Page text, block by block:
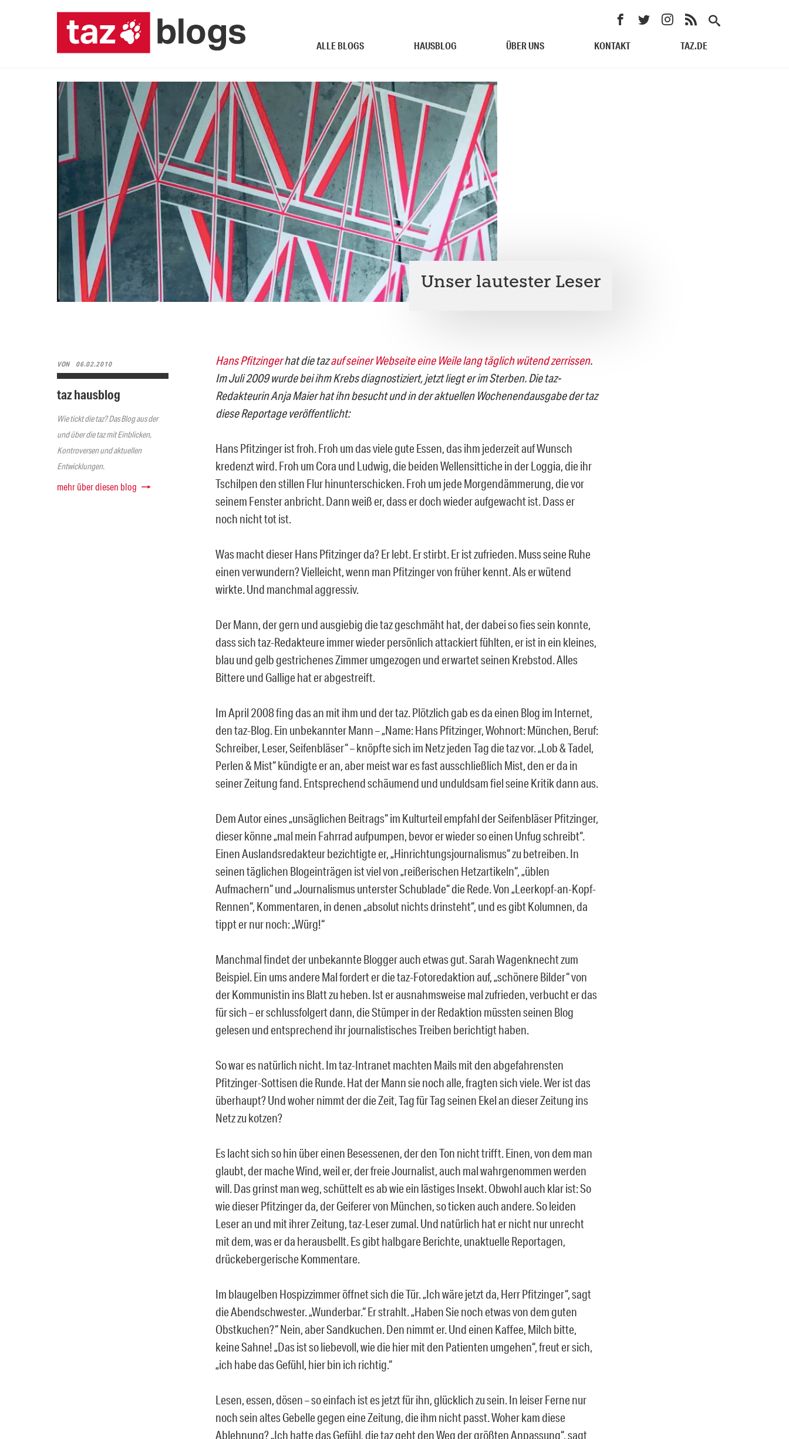
ALLE BLOGS HAUSBLOG ÜBER UNS KONTAKT TAZ.DE
Unser lautester Leser
VON 06.02.2010
taz hausblog
Wie tickt die taz? Das Blog aus der
und über die taz mit Einblicken,
Kontroversen und aktuellen
Entwicklungen.
mehr über diesen blog
Hans Pfitzingerhat die tazaufseiner Webseiteeine Weilelang täglich wütendzerrissen.
Im Juli 2009 wurde bei ihm Krebs diagnostiziert, jetzt liegt er im Sterben. Die taz-
Redakteurin Anja Maier hat ihn besucht und in der aktuellen Wochenendausgabe der taz
diese Reportage veröffentlicht:
Hans Pfitzinger ist froh. Froh um das viele gute Essen, das ihm jederzeit auf Wunsch
kredenzt wird. Froh um Cora und Ludwig, die beiden Wellensittiche in der Loggia, die ihr
Tschilpen den stillen Flur hinunterschicken. Froh um jede Morgendämmerung, die vor
seinem Fenster anbricht. Dann weiß er, dass er doch wieder aufgewacht ist. Dass er
noch nicht tot ist.
Was macht dieser Hans Pfitzinger da? Er lebt. Er stirbt. Er ist zufrieden. Muss seine Ruhe
einen verwundern? Vielleicht, wenn man Pfitzinger von früher kennt. Als er wütend
wirkte. Und manchmal aggressiv.
Der Mann, der gern und ausgiebig die taz geschmäht hat, der dabei so fies sein konnte,
dass sich taz-Redakteure immer wieder persönlich attackiert fühlten, er ist in ein kleines,
blau und gelb gestrichenes Zimmer umgezogen und erwartet seinen Krebstod. Alles
Bittere und Gallige hat er abgestreift.
Im April 2008 fing das an mit ihm und der taz. Plötzlich gab es da einen Blog im Internet,
den taz-Blog. Ein unbekannter Mann – „Name: Hans Pfitzinger, Wohnort: München, Beruf:
Schreiber, Leser, Seifenbläser“ – knöpfte sich im Netz jeden Tag die taz vor. „Lob & Tadel,
Perlen & Mist“ kündigte er an, aber meist war es fast ausschließlich Mist, den er da in
seiner Zeitung fand. Entsprechend schäumend und unduldsam fiel seine Kritik dann aus.
Dem Autor eines „unsäglichen Beitrags“ im Kulturteil empfahl der Seifenbläser Pfitzinger,
dieser könne „mal mein Fahrrad aufpumpen, bevor er wieder so einen Unfug schreibt“.
Einen Auslandsredakteur bezichtigte er, „Hinrichtungsjournalismus“ zu betreiben. In
seinen täglichen Blogeinträgen ist viel von „reißerischen Hetzartikeln“, „üblen
Aufmachern“ und „Journalismus unterster Schublade“ die Rede. Von „Leerkopf-an-Kopf-
Rennen“, Kommentaren, in denen „absolut nichts drinsteht“, und es gibt Kolumnen, da
tippt er nur noch: „Würg!“
Manchmal findet der unbekannte Blogger auch etwas gut. Sarah Wagenknecht zum
Beispiel. Ein ums andere Mal fordert er die taz-Fotoredaktion auf, „schönere Bilder“ von
der Kommunistin ins Blatt zu heben. Ist er ausnahmsweise mal zufrieden, verbucht er das
für sich – er schlussfolgert dann, die Stümper in der Redaktion müssten seinen Blog
gelesen und entsprechend ihr journalistisches Treiben berichtigt haben.
So war es natürlich nicht. Im taz-Intranet machten Mails mit den abgefahrensten
Pfitzinger-Sottisen die Runde. Hat der Mann sie noch alle, fragten sich viele. Wer ist das
überhaupt? Und woher nimmt der die Zeit, Tag für Tag seinen Ekel an dieser Zeitung ins
Netz zu kotzen?
Es lacht sich so hin über einen Besessenen, der den Ton nicht trifft. Einen, von dem man
glaubt, der mache Wind, weil er, der freie Journalist, auch mal wahrgenommen werden
will. Das grinst man weg, schüttelt es ab wie ein lästiges Insekt. Obwohl auch klar ist: So
wie dieser Pfitzinger da, der Geiferer von München, so ticken auch andere. So leiden
Leser an und mit ihrer Zeitung, taz-Leser zumal. Und natürlich hat er nicht nur unrecht
mit dem, was er da herausbellt. Es gibt halbgare Berichte, unaktuelle Reportagen,
drückebergerische Kommentare.
Im blaugelben Hospizzimmer öffnet sich die Tür. „Ich wäre jetzt da, Herr Pfitzinger“, sagt
die Abendschwester. „Wunderbar.“ Er strahlt. „Haben Sie noch etwas von dem guten
Obstkuchen?“ Nein, aber Sandkuchen. Den nimmt er. Und einen Kaffee, Milch bitte,
keine Sahne! „Das ist so liebevoll, wie die hier mit den Patienten umgehen“, freut er sich,
„ich habe das Gefühl, hier bin ich richtig.“
Lesen, essen, dösen – so einfach ist es jetzt für ihn, glücklich zu sein. In leiser Ferne nur
noch sein altes Gebelle gegen eine Zeitung, die ihm nicht passt. Woher kam diese
Ablehnung? „Ich hatte das Gefühl, die taz geht den Weg der größten Anpassung“, sagt